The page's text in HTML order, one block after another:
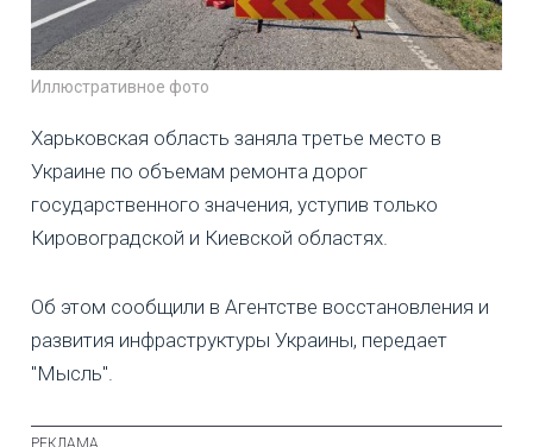
Иллюстративное фото
Харьковская область заняла третье место в
Украине по объемам ремонта дорог
государственного значения, уступив только
Кировоградской и Киевской областях.
Об этом сообщили в Агентстве восстановления и
развития инфраструктуры Украины, передает
"Мысль".